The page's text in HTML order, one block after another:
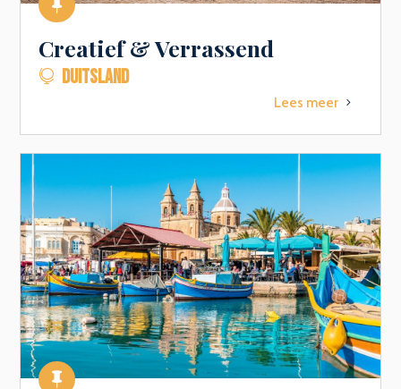

Creatief & Verrassend
 DUITSLAND
Lees meer 5
